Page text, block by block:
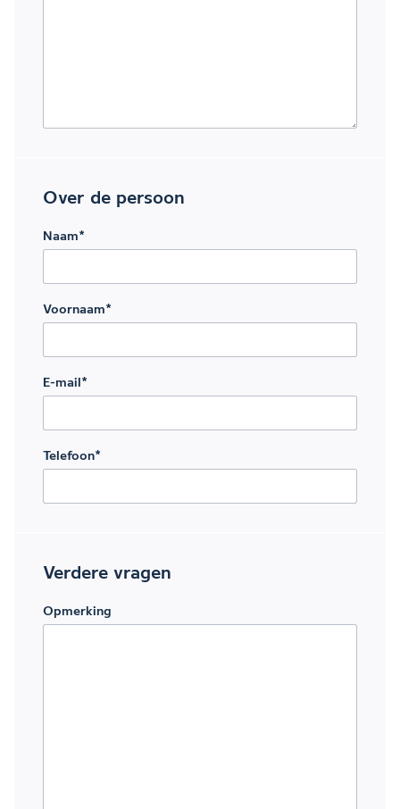
Over de persoon
Naam*
Voornaam*
E-mail *
Telefoon*
Verdere vragen
Opmerking